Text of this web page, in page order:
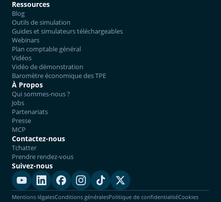
Ressources
Blog
Outils de simulation
Guides et simulateurs téléchargeables
Webinars
Plan comptable général
Vidéos
Vidéo de démonstration
Baromètre économique des TPE
À Propos
Qui sommes-nous ?
Jobs
Partenariats
Presse
MCP
Contactez-nous
Tchatter
Prendre rendez-vous
Suivez-nous
Mentions légalesConditions généralesPolitique de confidentialitéCookies